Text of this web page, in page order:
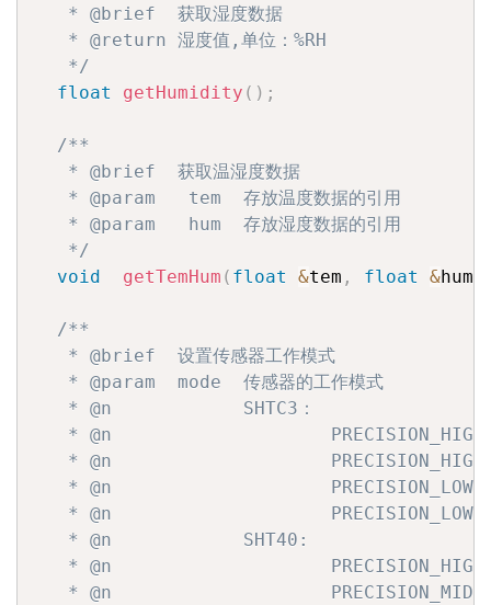
   * @brief  获取湿度数据
   * @return 湿度值,单位：%RH
   */
float
getHumidity ( ) ;
/**
   * @brief  获取温湿度数据
   * @param   tem  存放温度数据的引用
   * @param   hum  存放湿度数据的引用
   */
void
getTemHum ( float &tem , float &hum
/**
   * @brief  设置传感器工作模式
   * @param  mode  传感器的工作模式
   * @n            SHTC3：
* @n
* @n
* @n
* @n
   * @n            SHT40:
* @n
* @n